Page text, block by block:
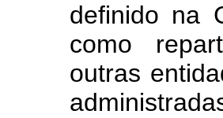
definido na
como
outras